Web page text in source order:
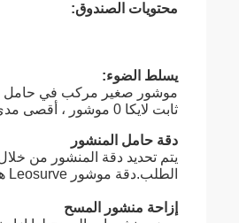
محتويات الصندوق:
يسلط الضوء:
ثابت لايكا 0 موشور ، أقصى مدى للأشعة تحت الحمراء 2000 متر (7000 قدم).
دقة حامل المنشور
يتم تحديد دقة المنشور من
الطلب.دقة موشور Leosurve هي 1 مم أو أقل.
إزاحة منشور المسح